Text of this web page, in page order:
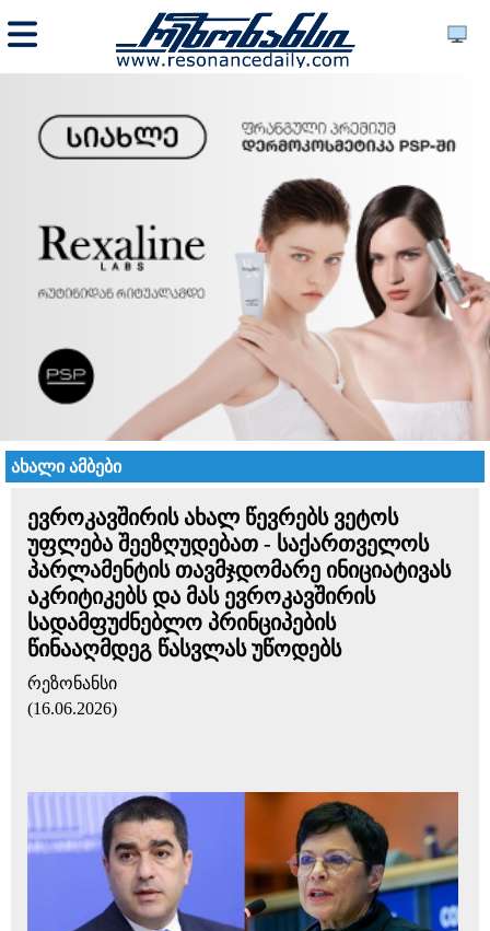
ახალი ამბები
ევროკავშირის ახალ წევრებს ვეტოს
უფლება შეეზღუდებათ - საქართველოს
პარლამენტის თავმჯდომარე ინიციატივას
აკრიტიკებს და მას ევროკავშირის
სადამფუძნებლო პრინციპების
წინააღმდეგ წასვლას უწოდებს
რეზონანსი
(16.06.2026)